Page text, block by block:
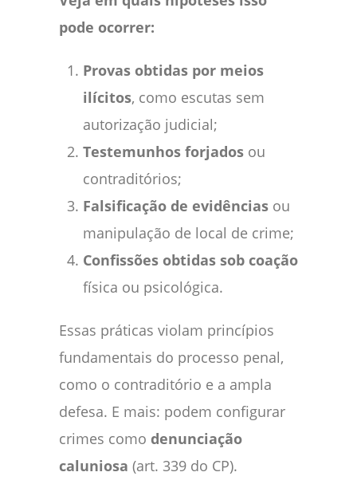
pode ocorrer:
Provas obtidas por meios
ilícitos, como escutas sem
autorização judicial;
Testemunhos forjados ou
contraditórios;
Falsificação de evidências ou
manipulação de local de crime;
Confissões obtidas sob coação
física ou psicológica.
Essas práticas violam princípios
fundamentais do processo penal,
como o contraditório e a ampla
defesa. E mais: podem configurar
crimes como denunciação
caluniosa (art. 339 do CP).